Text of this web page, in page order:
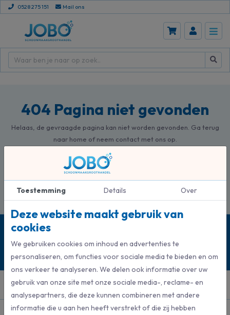
0528 275 151 Mail ons
404 Pagina niet gevonden
Helaas, de gevraagde pagina kan niet worden gevonden. Ga terug
naar home of neem contact met ons op.
Terug naar home Neem contact op
0528 275 151
Mail ons
Klantenservice
Toestemming Details Over
Deze website maakt gebruik van
cookies
We gebruiken cookies om inhoud en advertenties te
personaliseren, om functies voor sociale media te bieden en om
ons verkeer te analyseren. We delen ook informatie over uw
gebruik van onze site met onze sociale media-, reclame- en
analysepartners, die deze kunnen combineren met andere
informatie die u aan hen heeft verstrekt of die zij hebben